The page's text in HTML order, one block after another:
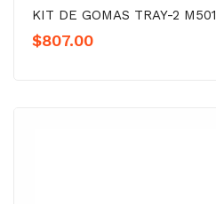
KIT DE GOMAS TRAY-2
$807.00